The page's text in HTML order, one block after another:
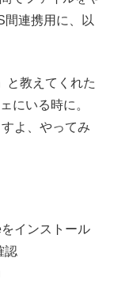
間連携用に、以
と教えてくれた
にいる時に。
よ、やってみ
インストール
認